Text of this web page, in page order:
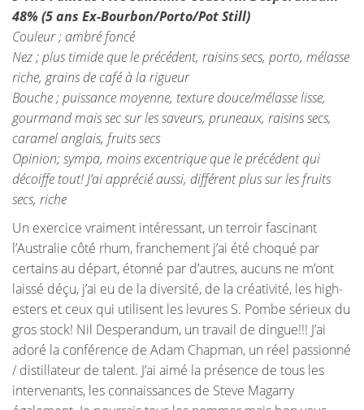
48% (5 ans Ex-Bourbon/Porto/Pot Still)
Couleur ; ambré foncé
Nez ; plus timide que le précédent, raisins secs, porto, mélasse
riche, grains de café à la rigueur
Bouche ; puissance moyenne, texture douce/mélasse lisse,
gourmand mais sec sur les saveurs, pruneaux, raisins secs,
caramel anglais, fruits secs
Opinion; sympa, moins excentrique que le précédent qui
décoiffe tout! J’ai apprécié aussi, différent plus sur les fruits
secs, riche
Un exercice vraiment intéressant, un terroir fascinant
l’Australie côté rhum, franchement j’ai été choqué par
certains au départ, étonné par d’autres, aucuns ne m’ont
laissé déçu, j’ai eu de la diversité, de la créativité, les high-
esters et ceux qui utilisent les levures S. Pombe sérieux du
gros stock! Nil Desperandum, un travail de dingue!!! J’ai
adoré la conférence de Adam Chapman, un réel passionné
/ distillateur de talent. J’ai aimé la présence de tous les
intervenants, les connaissances de Steve Magarry